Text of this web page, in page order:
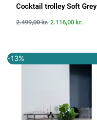
Cocktail trolley Soft Grey
2.499,00kr. 2.116,00 kr.
-13%
oprindeligeaktuelle
pris